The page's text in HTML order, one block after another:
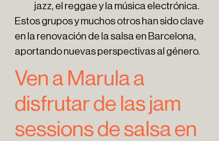
jazz, el reggae y la música electrónica.
Estos grupos y muchos otros han sido clave
en la renovación de la salsa en Barcelona,
aportando nuevas perspectivas al género.
Ven a Marula a
disfrutar de las jam
sessions de salsa en